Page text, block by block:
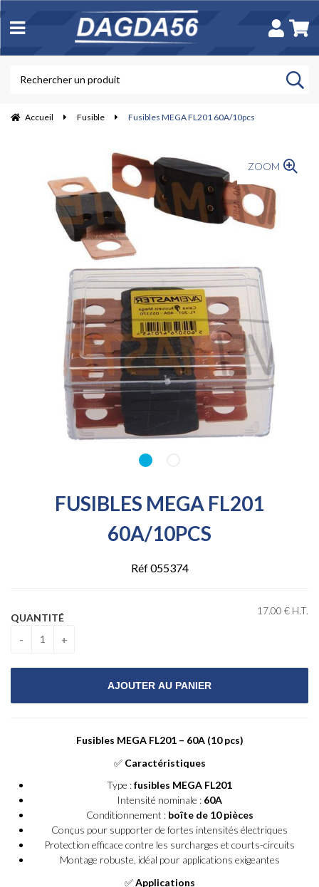
Accueil Fusible Fusibles MEGA FL201 60A/10pcs
ZOOM
FUSIBLES MEGA FL201
60A/10PCS
Réf 055374
17.00 € H.T.
QUANTITÉ
Fusibles MEGA FL201 – 60A (10 pcs)
✅ Caractéristiques
Type :fusibles MEGA FL201
Intensité nominale : 60A
Conditionnement : boîte de 10 pièces
Conçus pour supporter de fortes intensités électriques
Protection efficace contre les surcharges et courts-circuits
Montage robuste, idéal pour applications exigeantes
✅Applications